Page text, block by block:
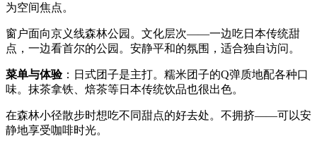
为空间焦点。
窗户面向京义线森林公园。文化层次——一边吃日本传统甜
点，一边看首尔的公园。安静平和的氛围，适合独自访问。
菜单与体验：日式团子是主打。糯米团子的Q弹质地配各种口
味。抹茶拿铁、焙茶等日本传统饮品也很出色。
在森林小径散步时想吃不同甜点的好去处。不拥挤——可以安
静地享受咖啡时光。